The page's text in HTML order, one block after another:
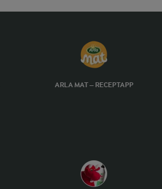
ARLA MAT – RECEPTAPP